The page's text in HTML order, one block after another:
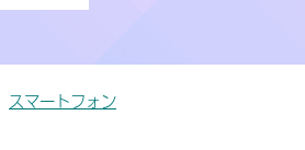
スマートフォン